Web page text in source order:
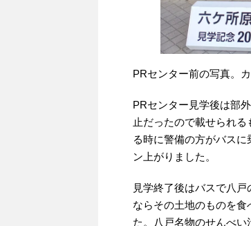
PRセンター前の写真。
PRセンター見学後は部
止だったので載せられ
る時に警備の方がバス
ン上がりました。
見学終了後はバスで八
ならその土地のものを
た。八戸名物のせんべ